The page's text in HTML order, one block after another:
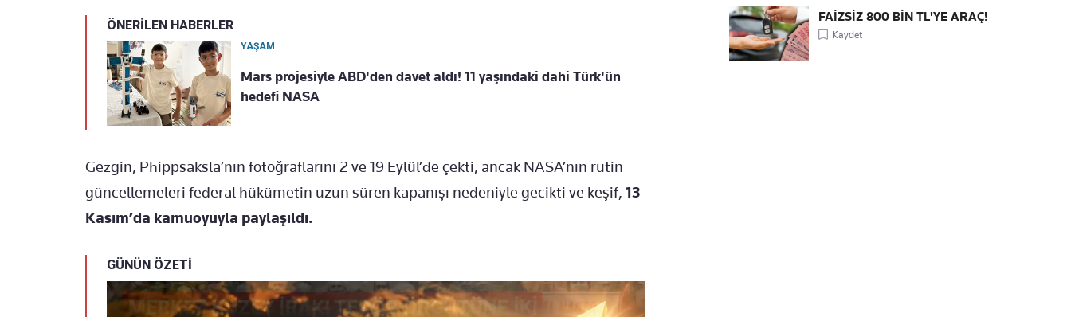
ÖNERİLEN HABERLER
YAŞAM
Mars projesiyle ABD'den davet aldı! 11 yaşındaki dahi Türk'ün
hedefi NASA
Gezgin, Phippsaksla’nın fotoğraflarını 2 ve 19 Eylül’de çekti, ancak NASA’nın rutin
güncellemeleri federal hükümetin uzun süren kapanışı nedeniyle gecikti ve keşif, 13
Kasım’da kamuoyuyla paylaşıldı.
GÜNÜN ÖZETİ
FAİZSİZ 800 BİN TL'YE ARAÇ!
Kaydet